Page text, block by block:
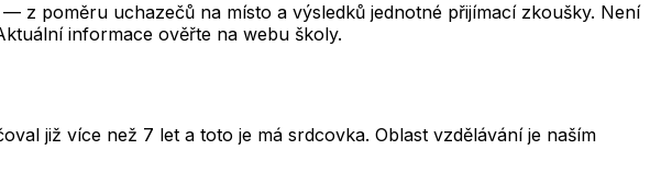
z poměru uchazečů na místo a výsledků jednotné přijímací zkoušky. Není
informace ověřte na webu školy.
již více než 7 let a toto je má srdcovka. Oblast vzdělávání je naším